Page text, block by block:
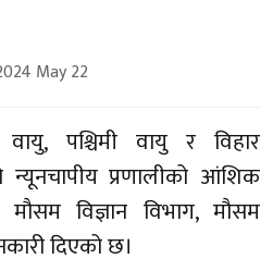
May 22
पश्चिमी वायु र विहार
न्यूनचापीय प्रणालीको आंशिक
विज्ञान विभाग, मौसम
दिएको छ।